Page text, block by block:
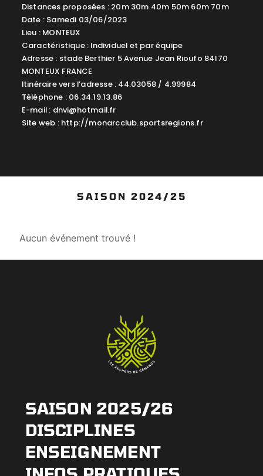
Distances proposées : 20m 30m 40m 50m 60m 70m
Date : Samedi 03/06/2023
Lieu : MONTEUX
Caractéristique : Individuel et par équipe
Adresse : stade Berthier 5 Avenue Jean Rioufo 84170
MONTEUX FRANCE
Itinéraire vers l’adresse : 44.03058 / 4.99984
Téléphone : 06.34.19.13.86
E-mail : dnvi@hotmail.fr
Site web : http://monarcclub.sportsregions.fr
SAISON 2024/25
Aucun événement trouvé !
SAISON 2025/26
DISCIPLINES
ENSEIGNEMENT